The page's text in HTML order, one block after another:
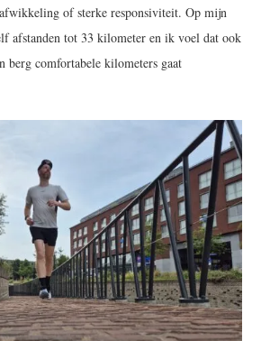
of sterke responsiviteit. Op mijn
afstanden tot 33 kilometer en ik voel dat ook
berg comfortabele kilometers gaat